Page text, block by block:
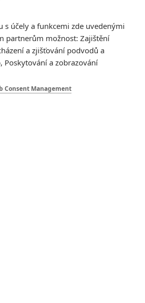
trailer představuje akční fantasy
den – Podle recenzí máme čekat
s účely a funkcemi zde uvedenými
partnerům možnost: Zajištění
a zjišťování podvodů a
Poskytování a zobrazování
Consent Management